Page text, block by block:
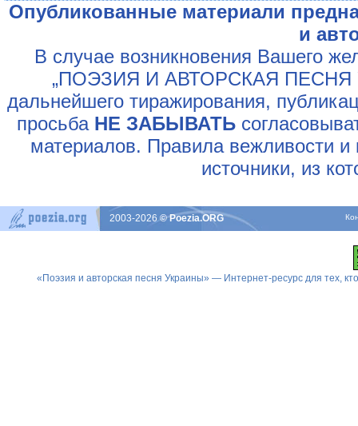
Опубликованные материали
и
В случае возникновения Вашего
„ПОЭЗИЯ И АВТОРСКАЯ ПЕСНЯ
дальнейшего тиражирования,
просьба НЕ ЗАБЫВАТЬ
материалов. Правила вежливости и
источники, из
2003-2026© Poezia.ORG
«Поэзия и авторская песня Украины» — Интернет-ресурс для тех,